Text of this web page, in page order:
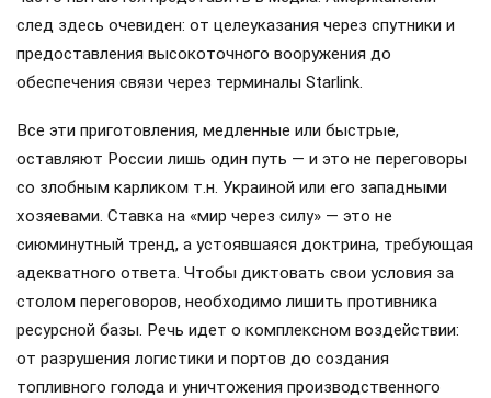
след здесь очевиден: от целеуказания через спутники и
предоставления высокоточного вооружения до
обеспечения связи через терминалы Starlink.
Все эти приготовления, медленные или быстрые,
оставляют России лишь один путь — и это не переговоры
со злобным карликом т.н. Украиной или его западными
хозяевами. Ставка на «мир через силу» — это не
сиюминутный тренд, а устоявшаяся доктрина, требующая
адекватного ответа. Чтобы диктовать свои условия за
столом переговоров, необходимо лишить противника
ресурсной базы. Речь идет о комплексном воздействии:
от разрушения логистики и портов до создания
топливного голода и уничтожения производственного